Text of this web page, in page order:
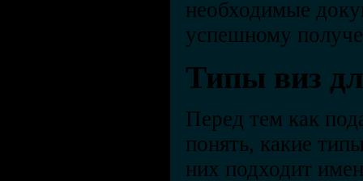
необходимые
успешному
Типы виз
Перед тем как
понять, какие
них подходит